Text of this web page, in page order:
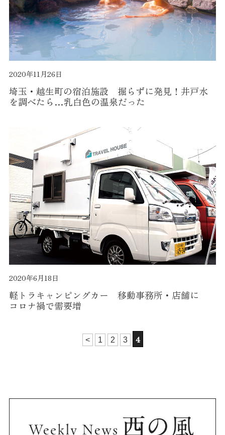
2020年11月26日
埼玉・越生町の宿泊施設 掘らずに発見！井戸水
を調べたら…乳白色の温泉だった
2020年6月18日
軽トラキャンピングカー 移動事務所・店舗に
コロナ禍で需要増
< 1 2 3 4